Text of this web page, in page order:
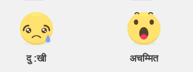
दु :खी अचम्मित